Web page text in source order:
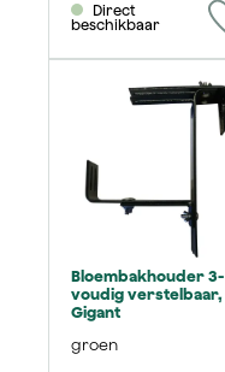
beschikbaar
Bloembakhouder 3-
voudig verstelbaar,
Gigant
groen